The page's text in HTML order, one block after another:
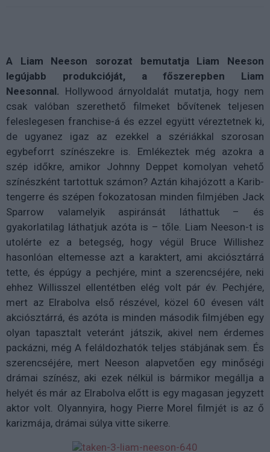
A Liam Neeson sorozat bemutatja Liam Neeson
legújabb produkcióját, a főszerepben Liam
Neesonnal. Hollywood árnyoldalát mutatja, hogy nem
csak valóban szerethető filmeket bővítenek teljesen
feleslegesen franchise-á és ezzel együtt véreztetnek ki,
de ugyanez igaz az ezekkel a szériákkal szorosan
egybeforrt színészekre is. Emlékeztek még azokra a
szép időkre, amikor Johnny Deppet komolyan vehető
színészként tartottuk számon? Aztán kihajózott a Karib-
tengerre és szépen fokozatosan minden filmjében Jack
Sparrow valamelyik aspiránsát láthattuk – és
gyakorlatilag láthatjuk azóta is – tőle. Liam Neeson-t is
utolérte ez a betegség, hogy végül Bruce Willishez
hasonlóan eltemesse azt a karaktert, ami akciósztárrá
tette, és éppúgy a pechjére, mint a szerencséjére, neki
ehhez Willisszel ellentétben elég volt pár év. Pechjére,
mert az Elrabolva első részével, közel 60 évesen vált
akciósztárrá, és azóta is minden második filmjében egy
olyan tapasztalt veteránt játszik, akivel nem érdemes
packázni, még A feláldozhatók teljes stábjának sem. És
szerencséjére, mert Neeson alapvetően egy minőségi
drámai színész, aki ezek nélkül is bármikor megállja a
helyét és már az Elrabolva előtt is egy magasan jegyzett
aktor volt. Olyannyira, hogy Pierre Morel filmjét is az ő
karizmája, drámai súlya vitte sikerre.